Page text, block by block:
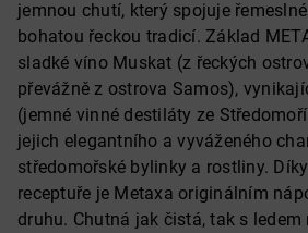
jemnou chutí, který spojuje
bohatou řeckou tradicí. Základ
sladké víno Muskat (z řeckých
převážně z ostrova Samos),
(jemné vinné destiláty ze
jejich elegantního a vyváženého
středomořské bylinky a rostliny.
receptuře je Metaxa originálním
druhu. Chutná jak čistá, tak s